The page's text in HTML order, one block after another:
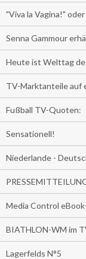
"Viva la Vagina!"
Senna Gammour
Heute ist Welttag
TV-Marktanteile auf
Fußball TV-Quoten:
Sensationell!
Niederlande -
Media Control
BIATHLON-WM im
Lagerfelds N°5